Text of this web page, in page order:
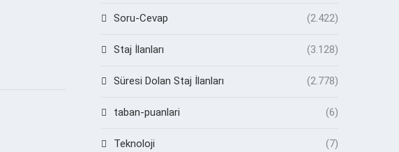
Soru-Cevap (2.422)
Staj İlanları (3.128)
Süresi Dolan Staj İlanları (2.778)
taban-puanlari (6)
Teknoloji (7)